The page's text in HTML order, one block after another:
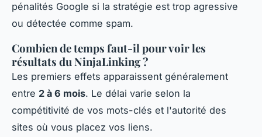
pénalités Google si la stratégie est trop agressive
ou détectée comme spam.
Combien de temps faut-il pour voir les
résultats du NinjaLinking ?
Les premiers effets apparaissent généralement
entre 2 à 6 mois. Le délai varie selon la
compétitivité de vos mots-clés et l'autorité des
sites où vous placez vos liens.